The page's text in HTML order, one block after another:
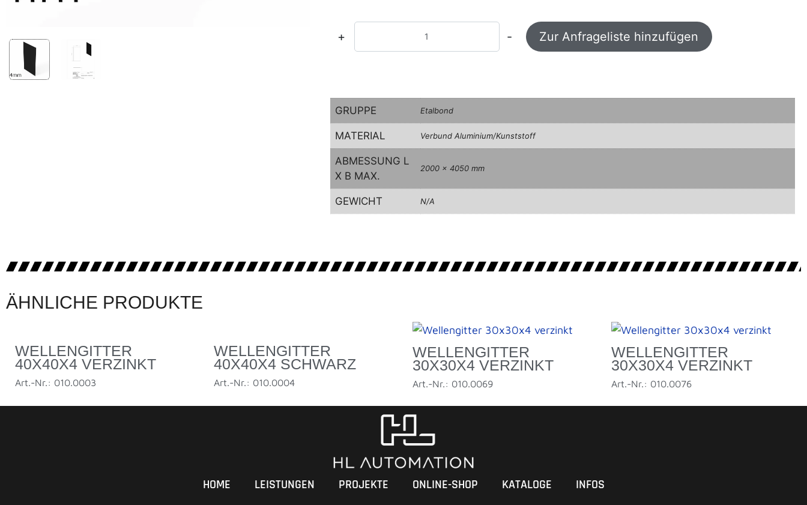
+ - Zur Anfrageliste hinzufügen
GRUPPE Etalbond
MATERIAL Verbund Aluminium/Kunststoff
ABMESSUNG L
X B MAX.
2000 x 4050 mm
GEWICHT N/A
ÄHNLICHE PRODUKTE
WELLENGITTER
40X40X4 VERZINKT
Art.-Nr.: 010.0003
WELLENGITTER
40X40X4 SCHWARZ
Art.-Nr.: 010.0004
WELLENGITTER
30X30X4 VERZINKT
Art.-Nr.: 010.0069
WELLENGITTER
30X30X4 VERZINKT
Art.-Nr.: 010.0076
HOME LEISTUNGEN PROJEKTE ONLINE-SHOP KATALOGE INFOS